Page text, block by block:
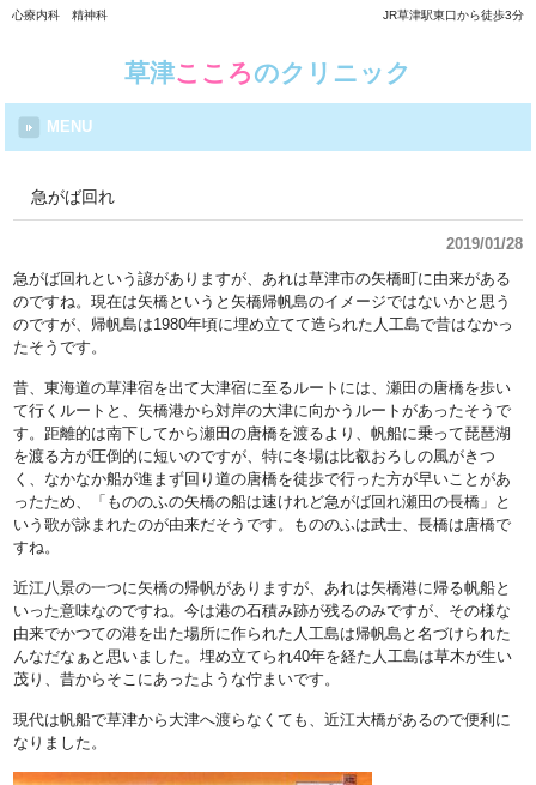
心療内科 精神科 JR草津駅東口から徒歩3分
草津こころのクリニック
MENU
急がば回れ
2019/01/28
急がば回れという諺がありますが、あれは草津市の矢橋町に由来がある
のですね。現在は矢橋というと矢橋帰帆島のイメージではないかと思う
のですが、帰帆島は1980年頃に埋め立てて造られた人工島で昔はなかっ
たそうです。
昔、東海道の草津宿を出て大津宿に至るルートには、瀬田の唐橋を歩い
て行くルートと、矢橋港から対岸の大津に向かうルートがあったそうで
す。距離的は南下してから瀬田の唐橋を渡るより、帆船に乗って琵琶湖
を渡る方が圧倒的に短いのですが、特に冬場は比叡おろしの風がきつ
く、なかなか船が進まず回り道の唐橋を徒歩で行った方が早いことがあ
ったため、「もののふの矢橋の船は速けれど急がば回れ瀬田の長橋」と
いう歌が詠まれたのが由来だそうです。もののふは武士、長橋は唐橋で
すね。
近江八景の一つに矢橋の帰帆がありますが、あれは矢橋港に帰る帆船と
いった意味なのですね。今は港の石積み跡が残るのみですが、その様な
由来でかつての港を出た場所に作られた人工島は帰帆島と名づけられた
んなだなぁと思いました。埋め立てられ40年を経た人工島は草木が生い
茂り、昔からそこにあったような佇まいです。
現代は帆船で草津から大津へ渡らなくても、近江大橋があるので便利に
なりました。